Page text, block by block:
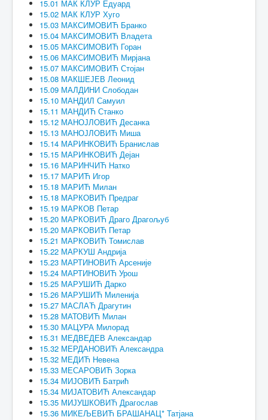
15.01 МАК КЛУР Едуард
15.02 МАК КЛУР Хуго
15.03 МАКСИМОВИЋ Бранко
15.04 МАКСИМОВИЋ Владета
15.05 МАКСИМОВИЋ Горан
15.06 МАКСИМОВИЋ Мирјана
15.07 МАКСИМОВИЋ Стојан
15.08 МАКШЕЈЕВ Леонид
15.09 МАЛДИНИ Слободан
15.10 МАНДИЛ Самуил
15.11 МАНДИЋ Станко
15.12 МАНОЈЛОВИЋ Десанка
15.13 МАНОЈЛОВИЋ Миша
15.14 МАРИНКОВИЋ Бранислав
15.15 МАРИНКОВИЋ Дејан
15.16 МАРИНЧИЋ Натко
15.17 МАРИЋ Игор
15.18 МАРИЋ Милан
15.18 МАРКОВИЋ Предраг
15.19 МАРКОВ Петар
15.20 МАРКОВИЋ Драго Драгољуб
15.20 МАРКОВИЋ Петар
15.21 МАРКОВИЋ Томислав
15.22 МАРКУШ Андрија
15.23 МАРТИНОВИЋ Арсеније
15.24 МАРТИНОВИЋ Урош
15.25 МАРУШИЋ Дарко
15.26 МАРУШИЋ Миленија
15.27 МАСЛАЋ Драгутин
15.28 МАТОВИЋ Милан
15.30 МАЦУРА Милорад
15.31 МЕДВЕДЕВ Александар
15.32 МЕРДАНОВИЋ Александра
15.32 МЕДИЋ Невена
15.33 МЕСАРОВИЋ Зорка
15.34 МИЈОВИЋ Батрић
15.34 МИЈАТОВИЋ Александар
15.35 МИЈУШКОВИЋ Драгослав
15.36 МИКЕЉЕВИЋ БРАШАНАЦ* Татјана